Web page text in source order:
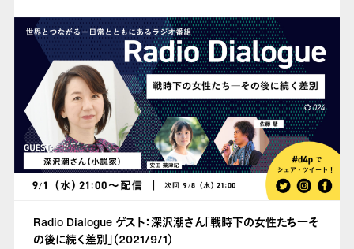
Radio Dialogue ゲスト：深沢潮さん「戦時下の女性たち―そ
の後に続く差別」（2021/9/1）